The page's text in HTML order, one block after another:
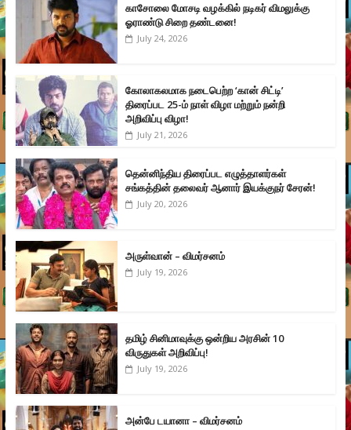
காசோலை மோசடி வழக்கில் நடிகர் விமலுக்கு
ஓராண்டு சிறை தண்டனை!
July 24, 2026
கோலாகலமாக நடைபெற்ற ‘கான் சிட்டி’
திரைப்பட 25-ம் நாள் விழா மற்றும் நன்றி
அறிவிப்பு விழா!
July 21, 2026
தென்னிந்திய திரைப்பட எழுத்தாளர்கள்
சங்கத்தின் தலைவர் ஆனார் இயக்குநர் சேரன்!
July 20, 2026
அருள்வான் – விமர்சனம்
July 19, 2026
தமிழ் சினிமாவுக்கு ஒன்றிய அரசின் 10
விருதுகள் அறிவிப்பு!
July 19, 2026
அன்பே டயானா – விமர்சனம்